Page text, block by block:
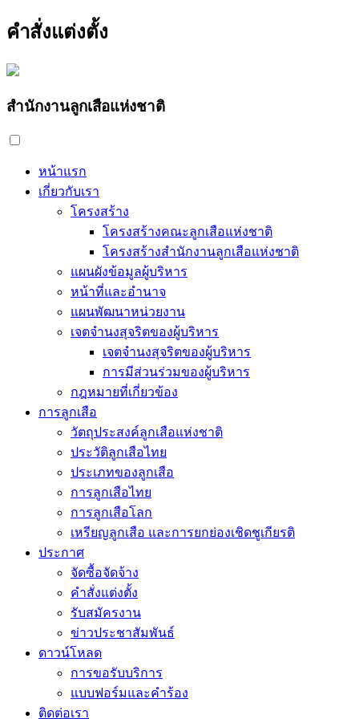
คำสั่งแต่งตั้ง
สำนักงานลูกเสือแห่งชาติ
หน้าแรก
เกี่ยวกับเรา
โครงสร้าง
โครงสร้างคณะลูกเสือแห่งชาติ
โครงสร้างสำนักงานลูกเสือแห่งชาติ
แผนผังข้อมูลผู้บริหาร
หน้าที่และอำนาจ
แผนพัฒนาหน่วยงาน
เจตจำนงสุจริตของผู้บริหาร
เจตจำนงสุจริตของผู้บริหาร
การมีส่วนร่วมของผู้บริหาร
กฎหมายที่เกี่ยวข้อง
การลูกเสือ
วัตถุประสงค์ลูกเสือแห่งชาติ
ประวัติลูกเสือไทย
ประเภทของลูกเสือ
การลูกเสือไทย
การลูกเสือโลก
เหรียญลูกเสือ และการยกย่องเชิดชูเกียรติ
ประกาศ
จัดซื้อจัดจ้าง
คำสั่งแต่งตั้ง
รับสมัครงาน
ข่าวประชาสัมพันธ์
ดาวน์โหลด
การขอรับบริการ
แบบฟอร์มและคำร้อง
ติดต่อเรา